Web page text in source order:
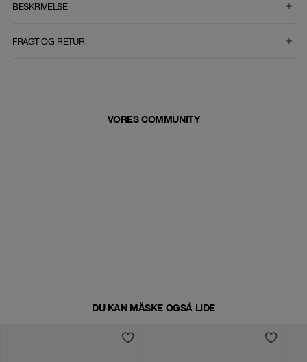
BESKRIVELSE
FRAGT OG RETUR
VORES COMMUNITY
DU KAN MÅSKE OGSÅ LIDE